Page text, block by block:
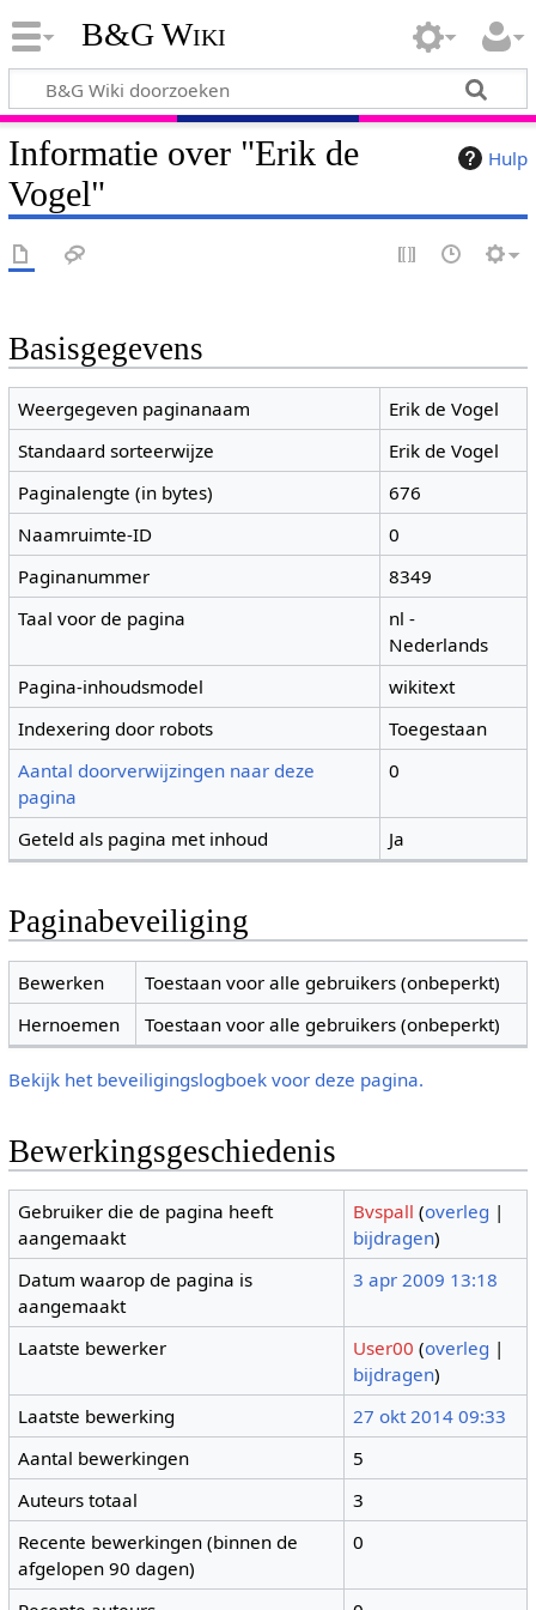
B&G Wiki
Hulp
Informatie over "Erik de
Vogel"
Basisgegevens
Weergegeven paginanaam
Erik de Vogel
Standaard sorteerwijze
Erik de Vogel
Paginalengte (in bytes)
676
Naamruimte-ID
0
Paginanummer
8349
Taal voor de pagina
nl -
Nederlands
Pagina-inhoudsmodel
wikitext
Indexering door robots
Toegestaan
Aantal doorverwijzingen naar deze
pagina
0
Geteld als pagina met inhoud Ja
Paginabeveiliging
Bewerken
Toestaan voor alle gebruikers (onbeperkt)
Hernoemen
Toestaan voor alle gebruikers (onbeperkt)
Bekijk het beveiligingslogboek voor deze pagina.
Bewerkingsgeschiedenis
Gebruiker die de pagina heeft
aangemaakt
Bvspall (overleg |
bijdragen)
Datum waarop de pagina is
aangemaakt
3 apr 2009 13:18
Laatste bewerker User00 (overleg |
bijdragen)
Laatste bewerking
27 okt 2014 09:33
Aantal bewerkingen
5
Auteurs totaal
3
Recente bewerkingen (binnen de
afgelopen 90 dagen)
0